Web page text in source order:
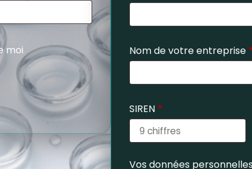
moi Nom de votre entreprise *
SIREN *
Vos données